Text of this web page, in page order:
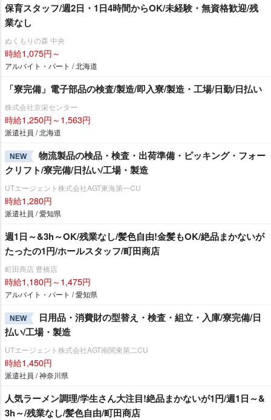
保育スタッフ/週2日・1日4時間からOK/未経験・無資格歓迎/残
業なし
ぬくもりの森 中央
時給1,075円～
アルバイト・パート / 北海道
「寮完備」電子部品の検査/製造/即入寮/製造・工場/日勤/日払い
株式会社京栄センター
時給1,250円～1,563円
派遣社員 / 北海道
NEW
物流製品の検品・検査・出荷準備・ピッキング・フォー
クリフト/寮完備/日払い/工場・製造
UTエージェント株式会社AGT東海第一CU
時給1,280円
派遣社員 / 愛知県
週1日～&3h～OK/残業なし/髪色自由!金髪もOK/絶品まかないが
たったの1円/ホールスタッフ/町田商店
町田商店 豊橋店
時給1,180円～1,475円
アルバイト・パート / 愛知県
NEW
日用品・消費財の型替え・検査・組立・入庫/寮完備/日
払い/工場・製造
UTエージェント株式会社AGT南関東第二CU
時給1,450円
派遣社員 / 神奈川県
人気ラーメン調理/学生さん大注目!絶品まかないが1円/週1日～&
3h～/残業なし/髪色自由/町田商店